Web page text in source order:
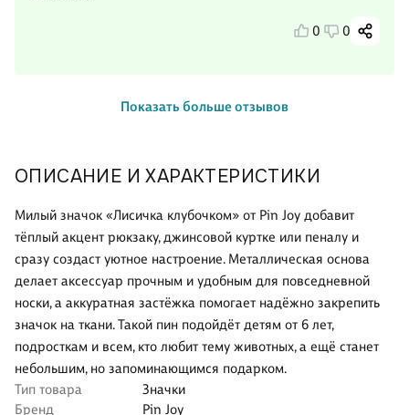
ОПИСАНИЕ И ХАРАКТЕРИСТИКИ
Милый значок «Лисичка клубочком» от Pin Joy добавит
тёплый акцент рюкзаку, джинсовой куртке или пеналу и
сразу создаст уютное настроение. Металлическая основа
делает аксессуар прочным и удобным для повседневной
носки, а аккуратная застёжка помогает надёжно закрепить
значок на ткани. Такой пин подойдёт детям от 6 лет,
подросткам и всем, кто любит тему животных, а ещё станет
небольшим, но запоминающимся подарком.
Тип товара
Значки
Бренд
Pin Joy
0 0
Показать больше отзывов